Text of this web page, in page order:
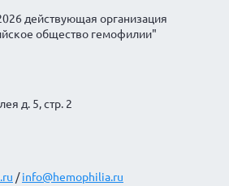
действующая организация
общество гемофилии"
д. 5, стр. 2
/info@hemophilia.ru